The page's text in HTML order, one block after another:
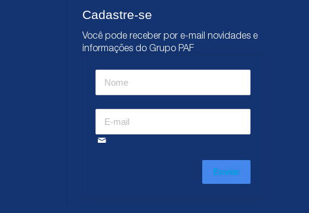
Cadastre-se
Você pode receber por e-mail novidades e
informações do Grupo PAF
Enviar